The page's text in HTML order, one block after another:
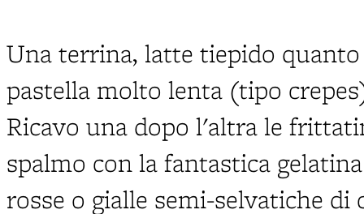
Una terrina, latte tiepido
pastella molto lenta (tipo
Ricavo una dopo l'altra le
spalmo con la fantastica
rosse o gialle semi-selvatiche